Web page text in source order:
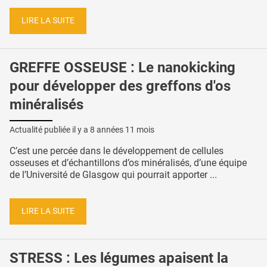
LIRE LA SUITE
GREFFE OSSEUSE : Le nanokicking
pour développer des greffons d'os
minéralisés
Actualité publiée il y a 8 années 11 mois
C’est une percée dans le développement de cellules
osseuses et d’échantillons d’os minéralisés, d’une équipe
de l’Université de Glasgow qui pourrait apporter ...
LIRE LA SUITE
STRESS : Les légumes apaisent la